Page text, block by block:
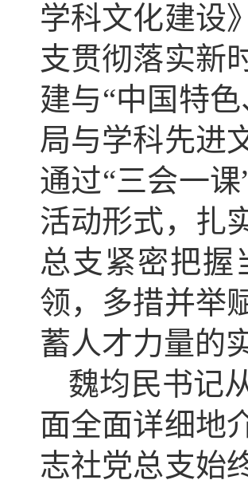
学科文化建设
支贯彻落实新
建与“中国特
局与学科先进
通过“三会一
活动形式，扎
总支紧密把握
领，多措并举
蓄人才力量的
魏均民书记
面全面详细地
志社党总支始